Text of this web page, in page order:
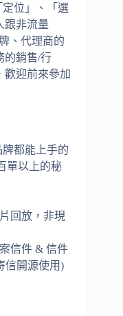
定位」、「選
跟非流量
、代理商的
的銷售/行
歡迎前來參加
牌都能上手的
單以上的秘
回放，非現
信件 & 信件
信開源使用)